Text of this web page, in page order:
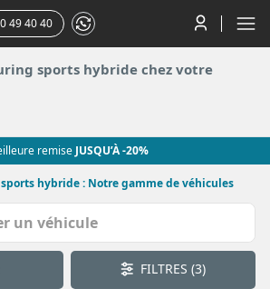
49 40 40
sports hybride chez votre
remise JUSQU’À -20%
hybride : Notre gamme de véhicules
FILTRES(3)